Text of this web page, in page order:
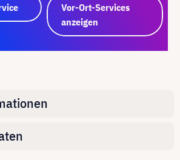
Vor-Ort-Services
anzeigen